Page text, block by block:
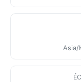
Asia/